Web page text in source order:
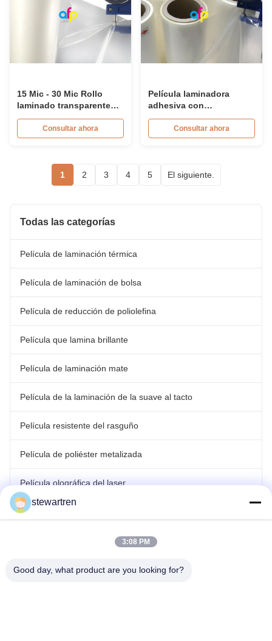
15 Mic - 30 Mic Rollo
laminado transparente
330m - 6000m longitud
del rollo a prueba de
humedad
Consultar ahora
Película laminadora
adhesiva con
recubrimiento brillante,
núcleo de 1 pulgada / 3
pulgadas, varios
Consultar ahora
1 2 3 4 5 El siguiente.
Todas las categorías
Película de laminación térmica
Película de laminación de bolsa
Película de reducción de poliolefina
Película que lamina brillante
Película de laminación mate
Película de la laminación de la suave al tacto
Película resistente del rasguño
Película de poliéster metalizada
Película olográfica del laser
película que lamina del rollo
stewartren
3:08 PM
Good day, what product are you looking for?